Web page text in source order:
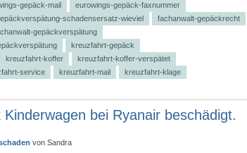
gepäck-mail
eurowings-gepäck-faxnummer
schadensersatz-wieviel
fachanwalt-gepäckrecht
gepäckverspätung
kreuzfahrt-gepäck
kreuzfahrt-koffer
kreuzfahrt-koffer-verspätet
service kreuzfahrt-mail
kreuzfahrt-klage
bei Ryanair beschädigt.
von Sandra